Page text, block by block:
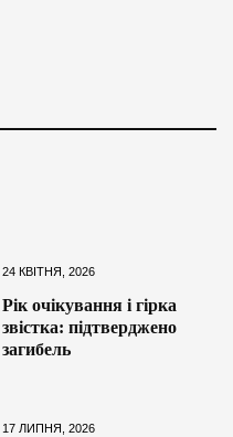
24 КВІТНЯ, 2026
Рік очікування і гірка
звістка: підтверджено
загибель
17 ЛИПНЯ, 2026